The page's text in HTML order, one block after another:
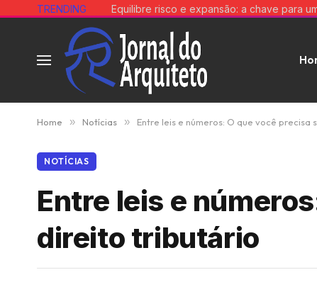
TRENDING
Home » Notícias » Entre leis e números: O que você
NOTÍCIAS
Entre leis e
direito tributário